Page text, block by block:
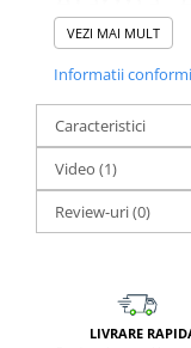
exterior
Avantaje
Conectivitate
Panou solar +
Rezoluție 6MP
Vedere
VEZI MAI MULT
Informatii
Caracteristici
Video (1)
Review-uri(0)
LIVRARE